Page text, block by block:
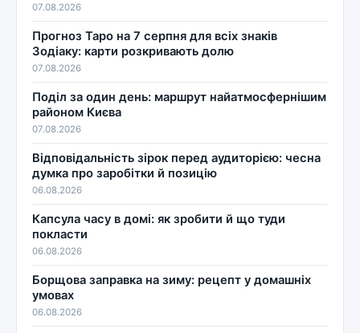
07.08.2026
Прогноз Таро на 7 серпня для всіх знаків
Зодіаку: карти розкривають долю
07.08.2026
Поділ за один день: маршрут найатмосфернішим
районом Києва
07.08.2026
Відповідальність зірок перед аудиторією: чесна
думка про заробітки й позицію
06.08.2026
Капсула часу в домі: як зробити й що туди
покласти
06.08.2026
Борщова заправка на зиму: рецепт у домашніх
умовах
06.08.2026